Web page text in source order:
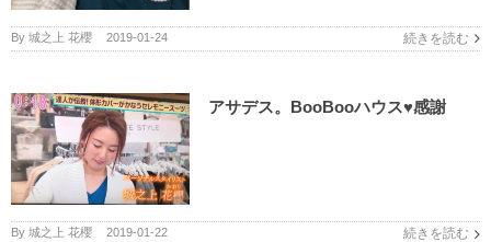
By 城之上 花櫻 2019-01-24 続きを読む
アサデス。BooBooハウス♥︎感謝
By 城之上 花櫻 2019-01-22 続きを読む